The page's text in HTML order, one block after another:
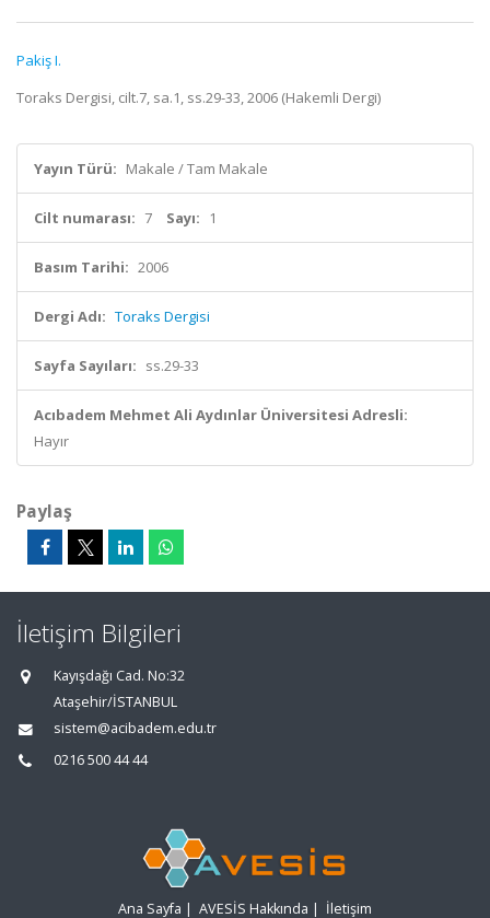
Pakiş I.
Toraks Dergisi, cilt.7, sa.1, ss.29-33, 2006 (Hakemli Dergi)
Yayın Türü: Makale / Tam Makale
Cilt numarası: 7 Sayı: 1
Basım Tarihi: 2006
Dergi Adı: Toraks Dergisi
Sayfa Sayıları: ss.29-33
Acıbadem Mehmet Ali Aydınlar Üniversitesi Adresli:
Hayır
Paylaş
İletişim Bilgileri
Kayışdağı Cad. No:32
Ataşehir/İSTANBUL
sistem@acibadem.edu.tr
0216 500 44 44
Ana Sayfa | AVESİS Hakkında | İletişim